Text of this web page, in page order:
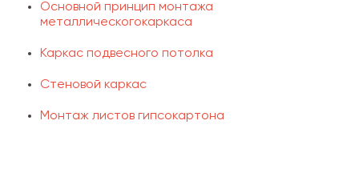
Основной принцип монтажа
металлическогокаркаса
Каркас подвесного потолка
Стеновой каркас
Монтаж листов гипсокартона